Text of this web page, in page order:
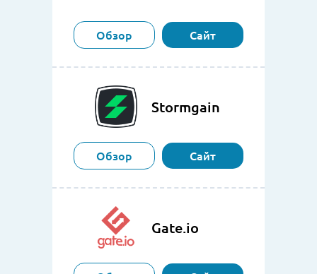
Обзор Сайт
Stormgain
Обзор Сайт
Gate.io